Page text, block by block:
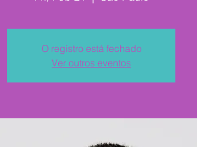
O registro está fechado
Ver outros eventos